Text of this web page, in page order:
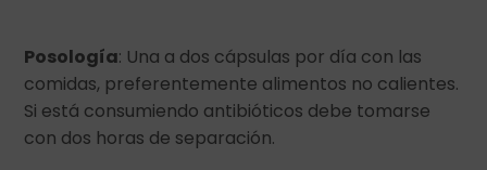
Posología: Una a dos cápsulas por día con las
comidas, preferentemente alimentos no calientes.
Si está consumiendo antibióticos debe tomarse
con dos horas de separación.